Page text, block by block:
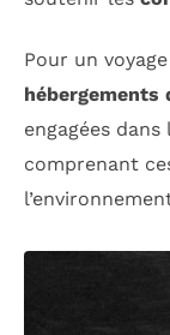
Pour un
hébergements
engagées dans
comprenant